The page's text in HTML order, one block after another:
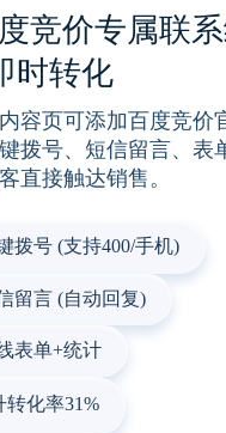
竞价专属联系
时转化
容页可添加百度竞价
键拨号、短信留言、表
直接触达销售。
拨号 (支持400/手机)
留言 (自动回复)
表单+统计
转化率31%